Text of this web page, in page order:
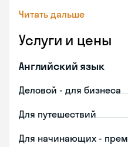
Читать дальше
Услуги и цены
Английский язык
Деловой - для бизнеса
Для путешествий
Для начинающих -